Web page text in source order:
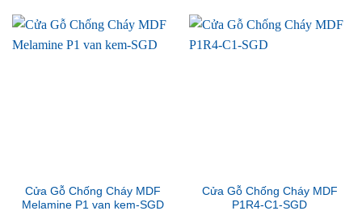
Cửa Gỗ Chống Cháy MDF
Melamine P1 van kem-SGD
Cửa Gỗ Chống Cháy MDF
P1R4-C1-SGD